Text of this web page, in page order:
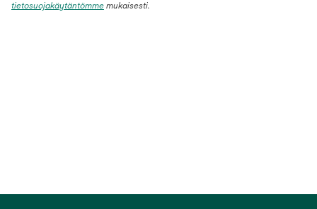
tietosuojakäytäntömme mukaisesti.